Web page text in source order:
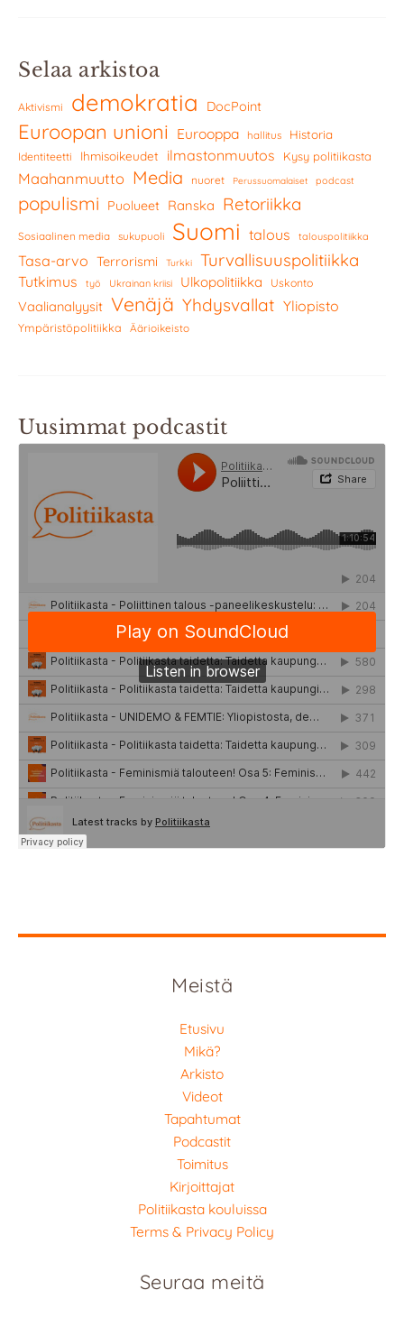
Selaa arkistoa
Aktivismi demokratia DocPoint
Euroopan unioni Eurooppa hallitus Historia
Identiteetti Ihmisoikeudet ilmastonmuutos Kysy politiikasta
Maahanmuutto Media nuoret Perussuomalaiset podcast
populismi Puolueet Ranska Retoriikka
Sosiaalinen media sukupuoli Suomi talous talouspolitiikka
Tasa-arvo Terrorismi Turkki Turvallisuuspolitiikka
Tutkimus työ Ukrainan kriisi Ulkopolitiikka Uskonto
Vaalianalyysit Venäjä Yhdysvallat Yliopisto
Ympäristöpolitiikka Äärioikeisto
Uusimmat podcastit
Meistä
Etusivu
Mikä?
Arkisto
Videot
Tapahtumat
Podcastit
Toimitus
Kirjoittajat
Politiikasta kouluissa
Terms & Privacy Policy
Seuraa meitä